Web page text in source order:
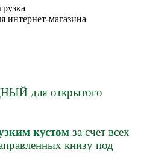
интернет-магазина
для открытого
кустом за счет всех
книзу под